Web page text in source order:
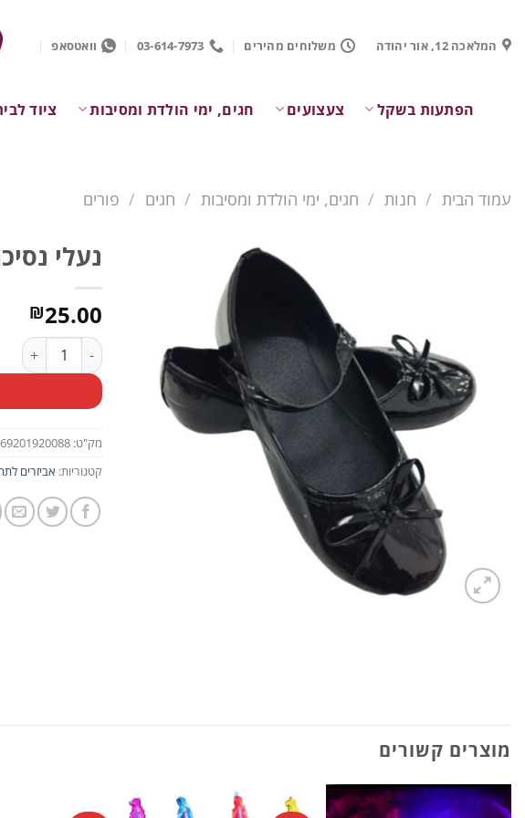
contentהמלאכה 12, אור יהודה משלוחים מהירים 03-614-7973 וואטסאפ
הפתעות בשקל צעצועים חגים, ימי הולדת ומסיבות ציוד
עמוד הבית / חנות / חגים, ימי הולדת ומסיבות / חגים / פורים
נעלי
₪25.00
כמות של נעלי
מק"ט:
קטגוריות: אביזרים
מוצרים קשורים